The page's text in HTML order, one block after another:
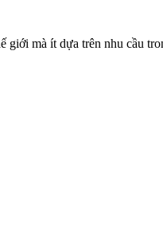
mà ít dựa trên nhu cầu